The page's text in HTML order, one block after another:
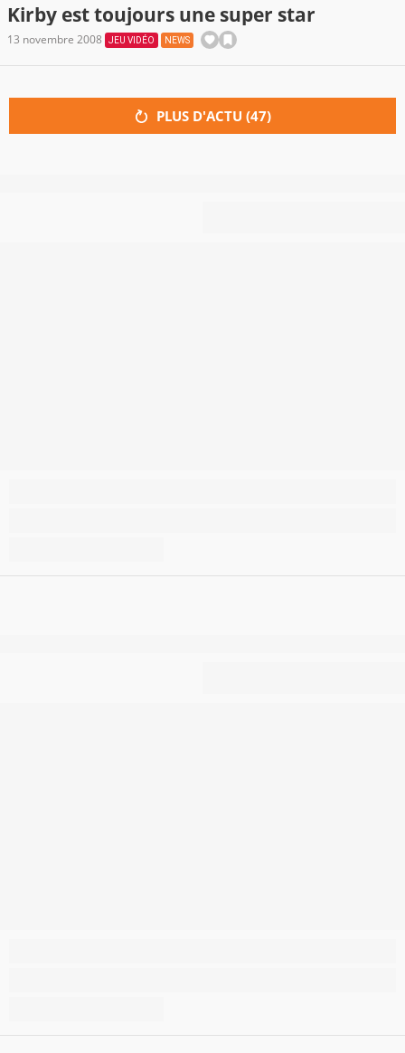
Kirby est toujours une super star
13 novembre 2008 JEU VIDÉO NEWS
PLUS D'ACTU (47)